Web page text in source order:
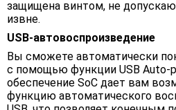
защищена винтом, не
извне.
USB-автовоспроизведение
Вы сможете автоматически
с помощью функции USB Auto-
обеспечение SoC дает вам
функцию автоматического